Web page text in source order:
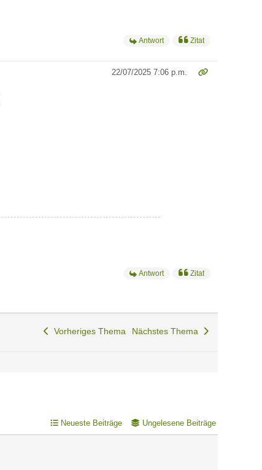
Antwort Zitat
22/07/2025 7:06 p.m.
Antwort Zitat
Vorheriges Thema Nächstes Thema
Neueste Beiträge Ungelesene Beiträge